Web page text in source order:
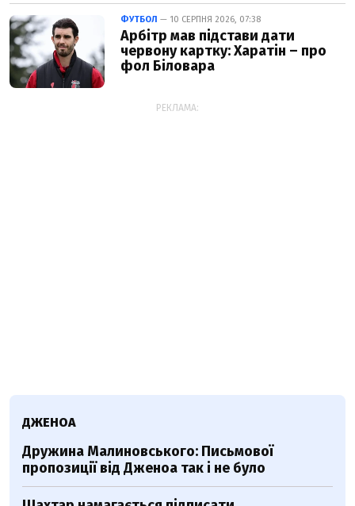
ФУТБОЛ — 10 СЕРПНЯ 2026, 07:38
Арбітр мав підстави дати
червону картку: Харатін – про
фол Біловара
РЕКЛАМА:
ДЖЕНОА
Дружина Малиновського: Письмової
пропозиції від Дженоа так і не було